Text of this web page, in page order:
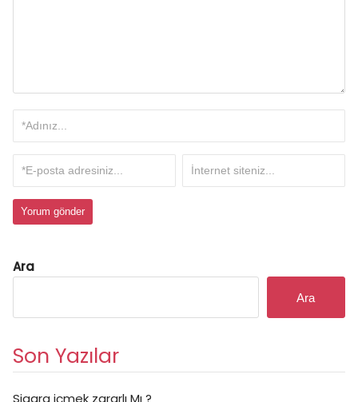
Ara
Ara
Son Yazılar
Sigara içmek zararlı Mı ?